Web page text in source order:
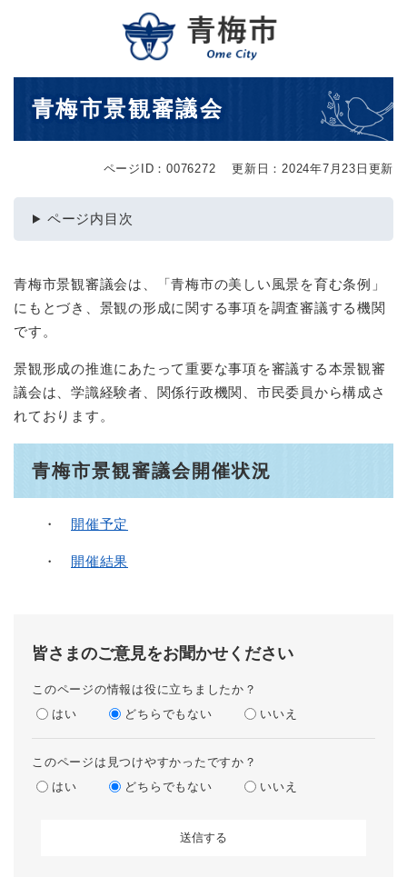
メニューを飛ばして本文へ
青梅市景観審議会
ページID：0076272 更新日：2024年7月23日更新
ページ内目次
青梅市景観審議会は、「青梅市の美しい風景を育む条例」
にもとづき、景観の形成に関する事項を調査審議する機関
です。
景観形成の推進にあたって重要な事項を審議する本景観審
議会は、学識経験者、関係行政機関、市民委員から構成さ
れております。
青梅市景観審議会開催状況
・ 開催予定
・ 開催結果
皆さまのご意見をお聞かせください
このページの情報は役に立ちましたか？
はい
どちらでもない いいえ
このページは見つけやすかったですか？
はい
どちらでもない いいえ